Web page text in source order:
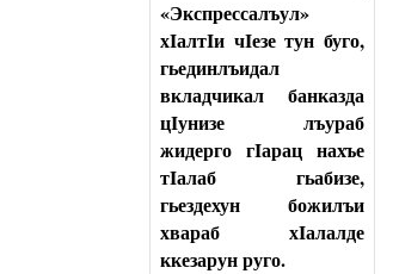
«Экспрессалъул»
хIалтIи чIезе тун буго,
гьединлъидал
вкладчикал банказда
цIунизе лъураб
жидерго гIарац нахъе
тIалаб гьабизе,
гьездехун божилъи
хвараб хIалалде
ккезарун руго.